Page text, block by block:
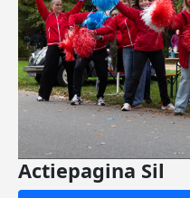
Actiepagina Sil